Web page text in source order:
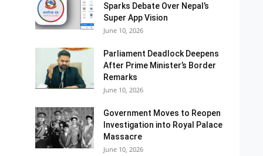
Sparks Debate Over Nepal’s
Super App Vision
June 10, 2026
Parliament Deadlock Deepens
After Prime Minister’s Border
Remarks
June 10, 2026
Government Moves to Reopen
Investigation into Royal Palace
Massacre
June 10, 2026